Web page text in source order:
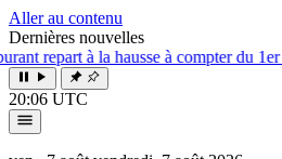
Aller au contenu
Dernières nouvelles
à la hausse à compter du 1er août●
20:06 UTC